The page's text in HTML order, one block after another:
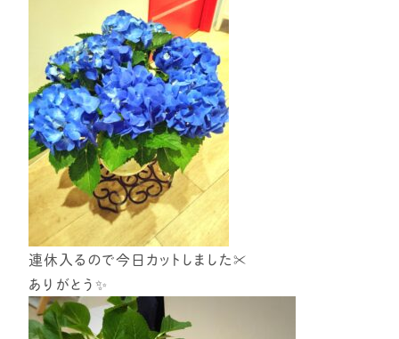
連休入るので今日カットしました✂
ありがとう✨